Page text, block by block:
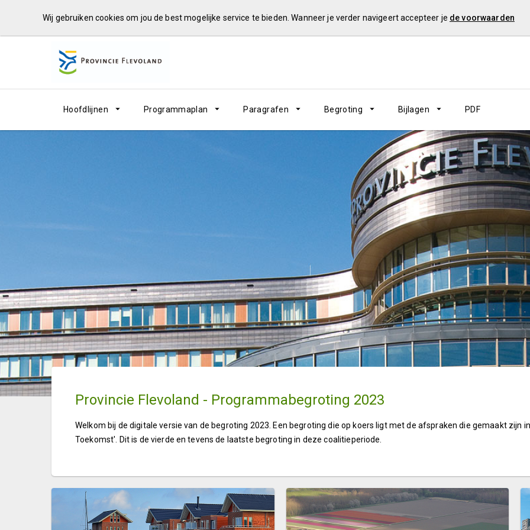
Wij gebruiken cookies om jou de best mogelijke service te bieden. Wanneer je verder navigeert accepteer je de voorwaarden
Hoofdlijnen Programmaplan Paragrafen Begroting Bijlagen PDF
Provincie Flevoland - Programmabegroting 2023
Welkom bij de digitale versie van de begroting 2023. Een begroting die op koers ligt met de afspraken die gemaakt zijn
Toekomst'. Dit is de vierde en tevens de laatste begroting in deze coalitieperiode.